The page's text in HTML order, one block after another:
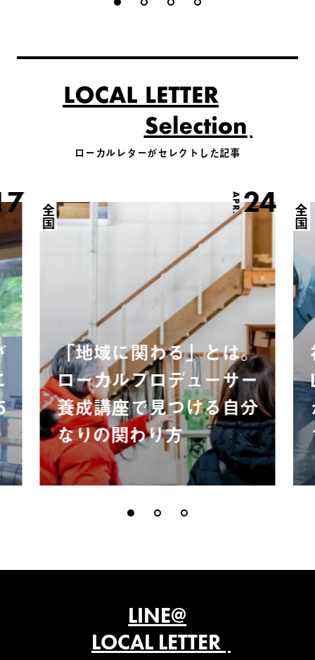
ローカルレターがセレクトした記事
APR.24
全国
「地域に関わる」とは。
ローカルプロデューサー
養成講座で見つける自分
なりの関わり方
全国
LINE@
LOCAL LETTER